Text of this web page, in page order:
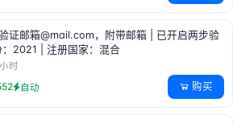
证邮箱@mail.com，附带邮箱 | 已开启两步验
2021 | 注册国家：混合
时
自动 购买